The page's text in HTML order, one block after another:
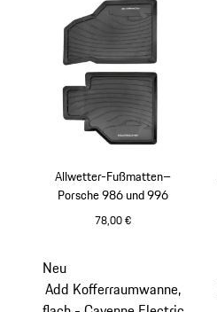
Allwetter-Fußmatten–
Porsche 986 und 996
78,00 €
Neu
Add Kofferraumwanne,